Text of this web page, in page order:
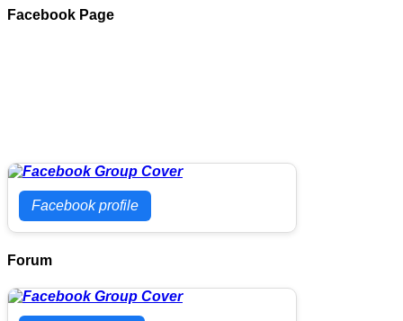
Facebook Page
Facebook profile
Forum